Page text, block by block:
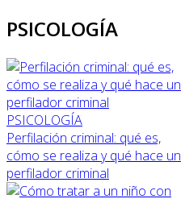
PSICOLOGÍA
PSICOLOGÍA
Perfilación criminal: qué es,
cómo se realiza y qué hace un
perfilador criminal